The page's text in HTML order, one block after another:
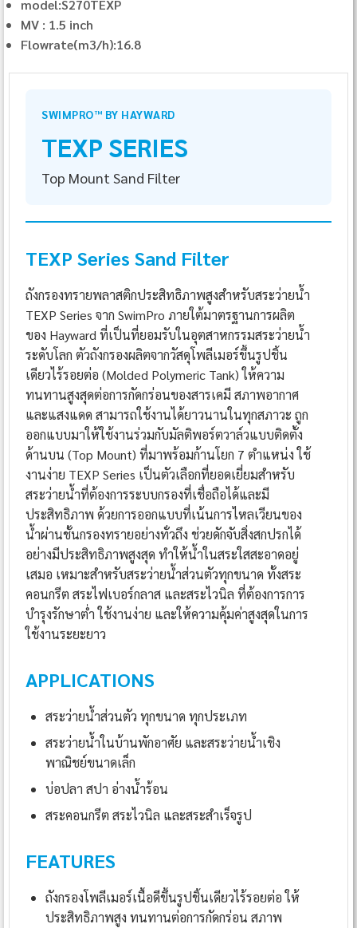
model:S270TEXP
MV : 1.5 inch
Flowrate(m3/h):16.8
SWIMPRO™ BY HAYWARD
TEXP SERIES
Top Mount Sand Filter
TEXP Series Sand Filter
ถังกรองทรายพลาสติกประสิทธิภาพสูงสำหรับสระว่ายน้ำ
TEXP Series จาก SwimPro ภายใต้มาตรฐานการผลิต
ของ Hayward ที่เป็นที่ยอมรับในอุตสาหกรรมสระว่ายน้ำ
ระดับโลก ตัวถังกรองผลิตจากวัสดุโพลีเมอร์ขึ้นรูปชิ้น
เดียวไร้รอยต่อ (Molded Polymeric Tank) ให้ความ
ทนทานสูงสุดต่อการกัดกร่อนของสารเคมี สภาพอากาศ
และแสงแดด สามารถใช้งานได้ยาวนานในทุกสภาวะ ถูก
ออกแบบมาให้ใช้งานร่วมกับมัลติพอร์ตวาล์วแบบติดตั้ง
ด้านบน (Top Mount) ที่มาพร้อมก้านโยก 7 ตำแหน่ง ใช้
งานง่าย TEXP Series เป็นตัวเลือกที่ยอดเยี่ยมสำหรับ
สระว่ายน้ำที่ต้องการระบบกรองที่เชื่อถือได้และมี
ประสิทธิภาพ ด้วยการออกแบบที่เน้นการไหลเวียนของ
น้ำผ่านชั้นกรองทรายอย่างทั่วถึง ช่วยดักจับสิ่งสกปรกได้
อย่างมีประสิทธิภาพสูงสุด ทำให้น้ำในสระใสสะอาดอยู่
เสมอ เหมาะสำหรับสระว่ายน้ำส่วนตัวทุกขนาด ทั้งสระ
คอนกรีต สระไฟเบอร์กลาส และสระไวนิล ที่ต้องการการ
บำรุงรักษาต่ำ ใช้งานง่าย และให้ความคุ้มค่าสูงสุดในการ
ใช้งานระยะยาว
APPLICATIONS
สระว่ายน้ำส่วนตัว ทุกขนาด ทุกประเภท
สระว่ายน้ำในบ้านพักอาศัย และสระว่ายน้ำเชิง
พาณิชย์ขนาดเล็ก
บ่อปลา สปา อ่างน้ำร้อน
สระคอนกรีต สระไวนิล และสระสำเร็จรูป
FEATURES
ถังกรองโพลีเมอร์เนื้อดีขึ้นรูปชิ้นเดียวไร้รอยต่อ ให้
ประสิทธิภาพสูง ทนทานต่อการกัดกร่อน สภาพ